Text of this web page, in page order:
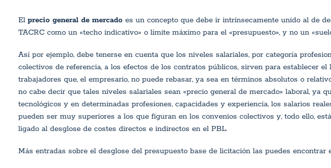
El precio general de mercado es un concepto que debe ir intrínsecamente unido al de
TACRC como un «techo indicativo» o límite máximo para el «presupuesto», y no un
Así por ejemplo, debe tenerse en cuenta que los niveles salariales, por categoría
colectivos de referencia, a los efectos de los contratos públicos, sirven para establecer
trabajadores que, el empresario, no puede rebasar, ya sea en términos absolutos o
no cabe decir que tales niveles salariales sean «precio general de mercado» laboral, ya
tecnológicos y en determinadas profesiones, capacidades y experiencia, los salarios
pueden ser muy superiores a los que figuran en los convenios colectivos y, todo ello,
ligado al desglose de costes directos e indirectos en el PBL.
Más entradas sobre el desglose del presupuesto base de licitación las puedes encontrar